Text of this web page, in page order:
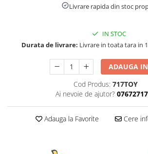
Livrare rapida din stoc
IN STOC
Durata de livrare: Livrare in toata tara in
ADAUGA
Cod Produs: 717TOY
Ai nevoie de ajutor?
Adauga la Favorite Cere